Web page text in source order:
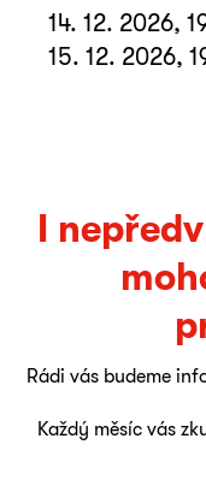
14. 12. 2026,
15. 12. 2026,
I
Rádi vás budeme
Každý měsíc vás